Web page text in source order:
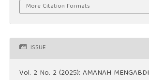
More Citation Formats
ISSUE
Vol. 2 No. 2 (2025): AMANAH MENGABDI